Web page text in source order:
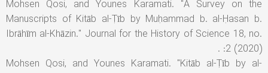
Mohsen Qosi, and Younes Karamati. "A Survey on the
Manuscripts of Kitāb al-Ṭīb by Muḥammad b. al-Ḥasan b.
Ibrāhīm al-Khāzin." Journal for the History of Science 18, no.
2 (2020): .
Mohsen Qosi, and Younes Karamati. "Kitāb al-Ṭīb by al-